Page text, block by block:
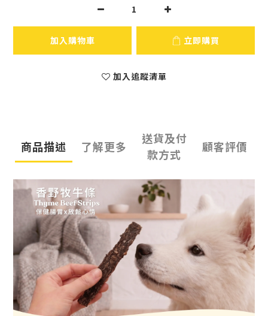
加入購物車 立即購買
加入追蹤清單
商品描述 了解更多
送貨及付
款方式
顧客評價